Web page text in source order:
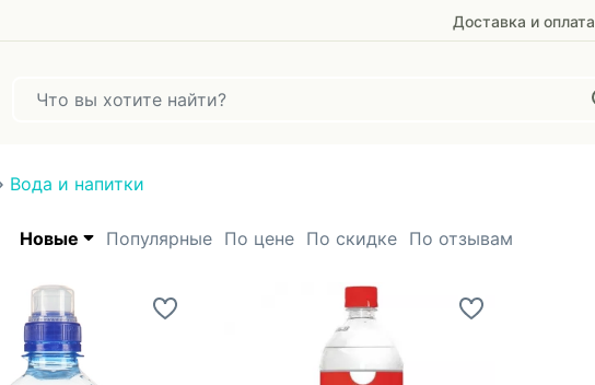
Доставка и оплата
Вода и напитки
Новые Популярные По цене По скидке По отзывам